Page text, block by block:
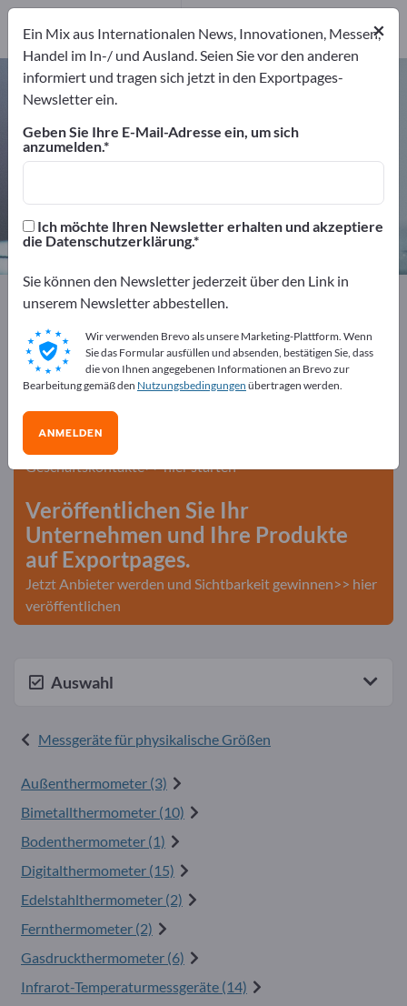
Temperaturmessgeräte –
Anbieter Hersteller
3
Hersteller63
Distributoren
3
Exportpages Messtechnik & Optik
Temperaturmessgeräte
Kostenlos inserieren auf
Exportpages!
Geschäftskontakte>> hier starten
Veröffentlichen Sie Ihr
Unternehmen und Ihre Produkte
auf Exportpages.
Jetzt Anbieter werden und Sichtbarkeit gewinnen>> hier
veröffentlichen
Auswahl
Messgeräte für physikalische Größen
Außenthermometer (3)
Bimetallthermometer (10)
Bodenthermometer (1)
Digitalthermometer (15)
Edelstahlthermometer (2)
Fernthermometer (2)
Gasdruckthermometer (6)
Infrarot-Temperaturmessgeräte (14)
×
Ein Mix aus Internationalen News, Innovationen, Messen,
Handel im In-/ und Ausland. Seien Sie vor den anderen
informiert und tragen sich jetzt in den Exportpages-
Newsletter ein.
Geben Sie Ihre E-Mail-Adresse ein, um sich
anzumelden.
Ich möchte Ihren Newsletter erhalten und akzeptiere
die Datenschutzerklärung.
Sie können den Newsletter jederzeit über den Link in
unserem Newsletter abbestellen.
Wir verwenden Brevo als unsere Marketing-Plattform. Wenn
Sie das Formular ausfüllen und absenden, bestätigen Sie, dass
die von Ihnen angegebenen Informationen an Brevo zur
Bearbeitung gemäß den Nutzungsbedingungen übertragen werden.
ANMELDEN